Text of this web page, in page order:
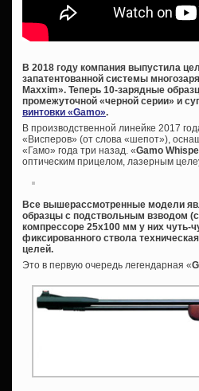
В 2018 году компания выпустила
запатентованной системы
Maxxim». Теперь 10-зарядные
промежуточной «черной серии» и
винтовки «Gamo».
В производственной линейке 2017
«Висперов» (от слова «шепот»),
«Гамо» года три назад. «Gamo
оптическим прицелом, лазерным
Все вышерассмотренные модели
образцы с подствольным взводом
компрессоре 25х100 мм у них чуть-
фиксированного ствола
целей.
Это в первую очередь легендарная «